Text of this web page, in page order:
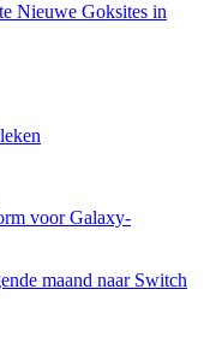
Nieuwe Goksites in
voor Galaxy-
maand naar Switch